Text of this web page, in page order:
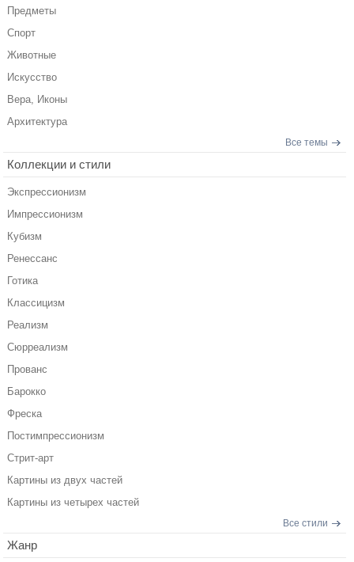
Предметы
Спорт
Животные
Искусство
Вера, Иконы
Архитектура
Все темы
Коллекции и стили
Экспрессионизм
Импрессионизм
Кубизм
Ренессанс
Готика
Классицизм
Реализм
Сюрреализм
Прованс
Барокко
Фреска
Постимпрессионизм
Стрит-арт
Картины из двух частей
Картины из четырех частей
Все стили
Жанр